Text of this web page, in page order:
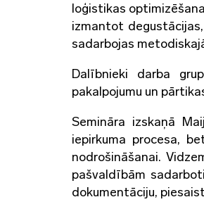
loģistikas
izmantot
sadarbojas
Dalībnieki darba
pakalpojumu un
Semināra izskaņā
iepirkuma procesa,
nodrošināšanai.
pašvaldībām
dokumentāciju,